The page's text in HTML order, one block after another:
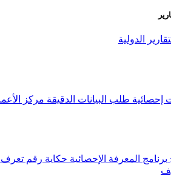
الدولية
إحصائية طلب البيانات الدقيقة مركز
برنامج المعرفة الإحصائية حكاية رقم تعرف